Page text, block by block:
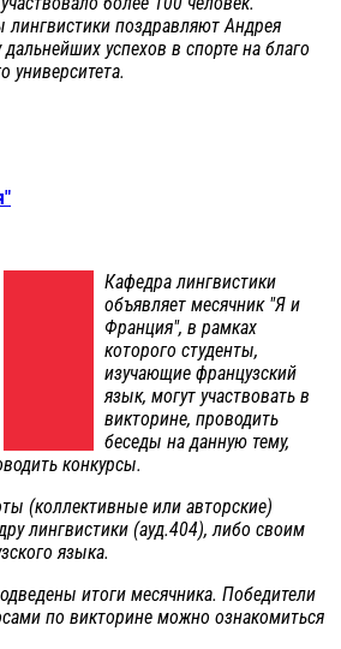
лингвистики поздравляют Андрея
успехов в спорте на благо
университета.
Кафедра лингвистики
объявляет месячник "Я и
Франция", в рамках
которого студенты,
изучающие французский
язык, могут участвовать в
викторине, проводить
беседы на данную тему,
конкурсы.
или авторские)
лингвистики (ауд.404), либо своим
языка.
итоги месячника. Победители
по викторине можно ознакомиться